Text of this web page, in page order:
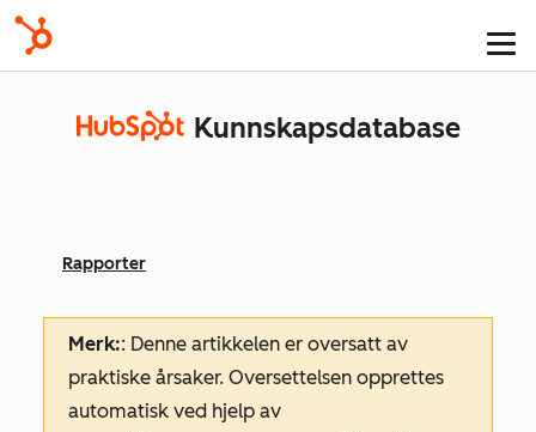
Kunnskapsdatabase
Rapporter
Merk:: Denne artikkelen er oversatt av
praktiske årsaker. Oversettelsen opprettes
automatisk ved hjelp av